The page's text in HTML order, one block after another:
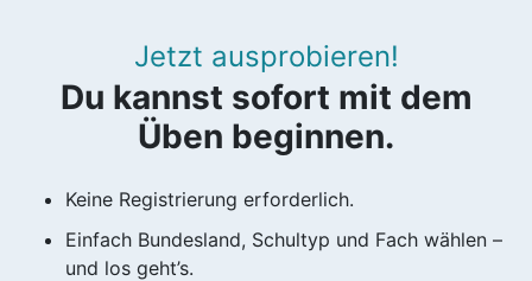
Jetzt ausprobieren!
Du kannst sofort mit dem
Üben beginnen.
Keine Registrierung erforderlich.
Einfach Bundesland, Schultyp und Fach wählen –
und los geht’s.